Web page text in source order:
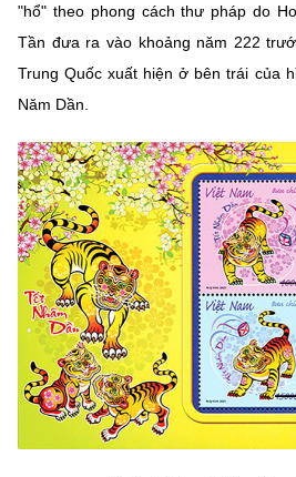
"hổ" theo phong cách thư pháp do
Tần đưa ra vào khoảng năm 222
Trung Quốc xuất hiện ở bên trái của
Năm Dần.